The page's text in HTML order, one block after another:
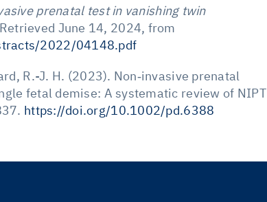
prenatal test in vanishing twin
June 14, 2024, from
2022/04148.pdf
R.-J. H. (2023). Non‐invasive prenatal
fetal demise: A systematic review of NIPT
https://doi.org/10.1002/pd.6388